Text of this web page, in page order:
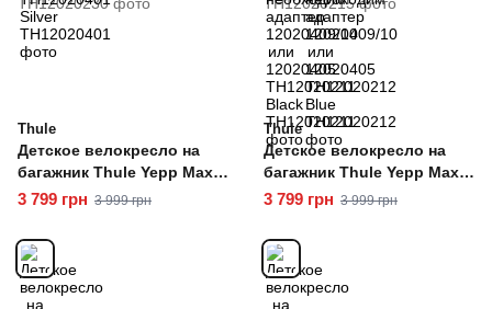
Thule
Детское велокресло на
багажник Thule Yepp Maxi
Easy Fit, необходим
12020405 TH12020230
Ocean
3 799 грн 3 999 грн
Thule
Детское велокресло на
багажник Thule Yepp Maxi
Easy Fit, необходим
12020405 TH12020215
Silver
3 799 грн 3 999 грн